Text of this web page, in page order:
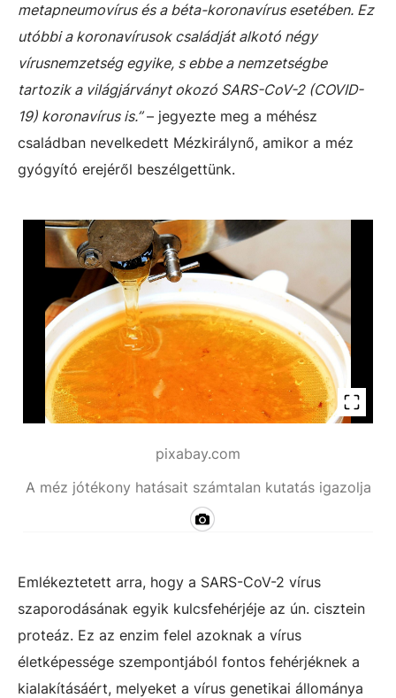
metapneumovírus és a béta-koronavírus esetében. Ez
utóbbi a koronavírusok családját alkotó négy
vírusnemzetség egyike, s ebbe a nemzetségbe
tartozik a világjárványt okozó SARS-CoV-2 (COVID-
19) koronavírus is.”– jegyezte meg a méhész
családban nevelkedett Mézkirálynő, amikor a méz
gyógyító erejéről beszélgettünk.
pixabay.com
A méz jótékony hatásait számtalan kutatás igazolja
Emlékeztetett arra, hogy a SARS-CoV-2 vírus
szaporodásának egyik kulcsfehérjéje az ún. cisztein
proteáz. Ez az enzim felel azoknak a vírus
életképessége szempontjából fontos fehérjéknek a
kialakításáért, melyeket a vírus genetikai állománya